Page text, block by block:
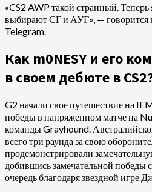
«CS2 AWP такой странный.
выбирают СГ и АУГ», — говорится
Telegram.
Как m0NESY и его
в своем дебюте в
G2 начали свое путешествие на
победы в напряженном матче на
команды Grayhound.
всего три раунда за свою
продемонстрировали
добившись замечательной победы
очередь благодаря звездной игре